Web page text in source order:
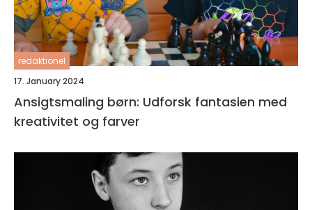
redaktionel
17. January 2024
Ansigtsmaling børn: Udforsk fantasien med
kreativitet og farver